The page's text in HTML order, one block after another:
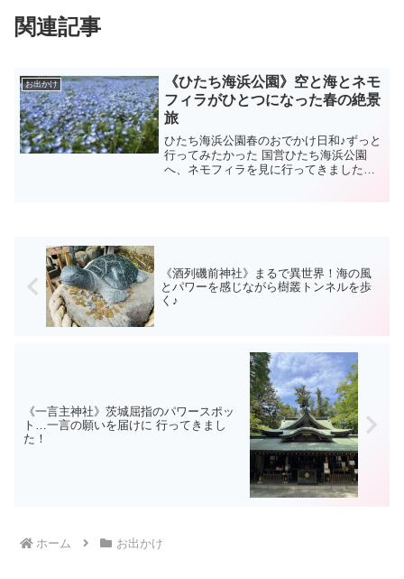
関連記事
お出かけ
《ひたち海浜公園》空と海とネモ
フィラがひとつになった春の絶景
旅
ひたち海浜公園春のおでかけ日和♪ずっと
行ってみたかった 国営ひたち海浜公園
へ、ネモフィラを見に行ってきました
《酒列磯前神社》まるで異世界！海の風
とパワーを感じながら樹叢トンネルを歩
く♪
《一言主神社》茨城屈指のパワースポッ
ト…一言の願いを届けに 行ってきまし
た！
ホーム お出かけ